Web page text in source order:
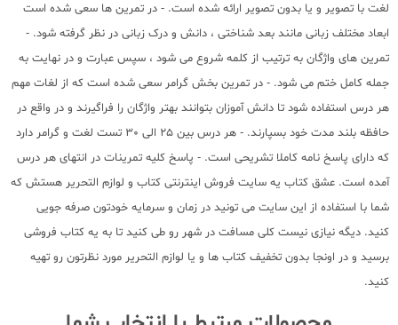
لغت با تصویر و یا بدون تصویر ارائه شده است. - در تمرین ها سعی شده است
ابعاد مختلف زبانی مانند بعد شناختی ، دانش و درک زبانی در نظر گرفته شود. -
تمرین های واژگان به ترتیب از کلمه شروع می شود ، سپس عبارت و در نهایت به
جمله کامل ختم می شود. - در تمرین بخش گرامر سعی شده است که از لغات مهم
هر درس استفاده شود تا دانش آموزان بتوانند بهتر واژگان را فراگیرند و در واقع در
حافظه بلند مدت خود بسپارند. - هر درس بین 25 الی 30 تست لغت و گرامر دارد
که دارای پاسخ نامه کاملا تشریحی است. - پاسخ کلیه تمرینات در انتهای هر درس
آمده است. عشق کتاب یه سایت فروش اینترنتی کتاب و لوازم التحریر هستش که
شما با استفاده از این سایت می تونید در زمان و سرمایه خودتون صرفه جویی
کنید. دیگه نیازی نیست کلی مسافت در شهر رو طی کنید تا به یه کتاب فروشی
برسید و در اونجا بدون تخفیف کتاب ها و یا لوازم التحریر مورد نظرتون رو تهیه
کنید.